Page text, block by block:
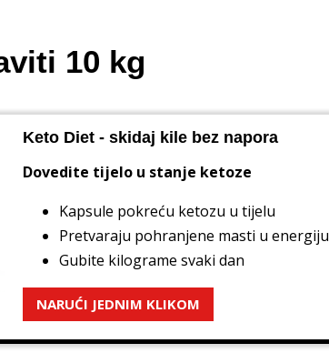
10 kg
Keto Diet - skidaj kile bez napora
Dovedite tijelo u stanje ketoze
Kapsule pokreću ketozu u tijelu
Pretvaraju pohranjene masti u energiju
Gubite kilograme svaki dan
NARUĆI JEDNIM KLIKOM